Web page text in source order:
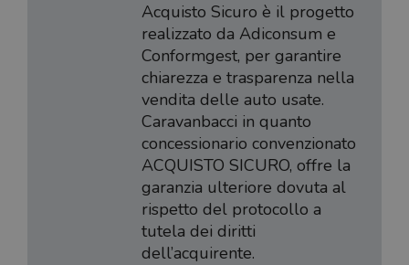
Acquisto Sicuro è il progetto
realizzato da Adiconsum e
Conformgest, per garantire
chiarezza e trasparenza nella
vendita delle auto usate.
Caravanbacci in quanto
concessionario convenzionato
ACQUISTO SICURO, offre la
garanzia ulteriore dovuta al
rispetto del protocollo a
tutela dei diritti
dell’acquirente.